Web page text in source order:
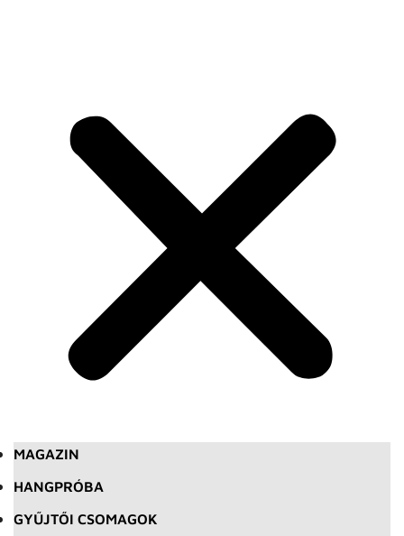
MAGAZIN
HANGPRÓBA
GYŰJTŐI CSOMAGOK